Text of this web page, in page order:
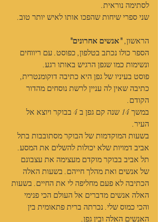
לסתימה נוראית.
שני ספרי שיחות שהפכו אותו לאיש יותר טוב.
הראשון, "אנשים אחרונים"
הספר כולו נכתב בטלפון, כפוסט. עם ריווחים
ונשימות כמו שגפן הרגיש באותו רגע.
פוסט בעיניו של גפן היא כתיבה דוקומנטרית,
כתיבה שאין לה עניין לרשת נוסחים מהדור
הקודם.
במשך 14 שנה קם גפן ב 4 בבוקר ויוצא אל
העיר.
בשעות המוקדמות של הבוקר מסתובבות בתל
אביב דמויות שלא יכולות להשלים את המסע.
תל אביב בבוקר מוקדם מעצימה את עצבונם
של אנשים ואת מהלך חייהם. בשעות האלה
הכתיבה לא פעם מחליפה לי את החיים. בשעות
האלה אנשים מדברים אל העולם הכי פנימי
והכי כמוס שלי. נכרתה ברית פתאומית בין
האנשים האלה ובין גפן.